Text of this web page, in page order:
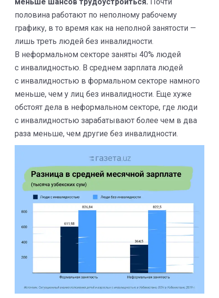
половина работают по неполному рабочему
графику, в то время как на неполной занятости —
лишь треть людей без инвалидности.
В неформальном секторе заняты 40% людей
с инвалидностью. В среднем зарплата людей
с инвалидностью в формальном секторе намного
меньше, чем у лиц без инвалидности. Еще хуже
обстоят дела в неформальном секторе, где люди
с инвалидностью зарабатывают более чем в два
раза меньше, чем другие без инвалидности.